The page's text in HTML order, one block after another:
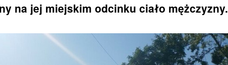
na jej miejskim odcinku ciało mężczyzny.